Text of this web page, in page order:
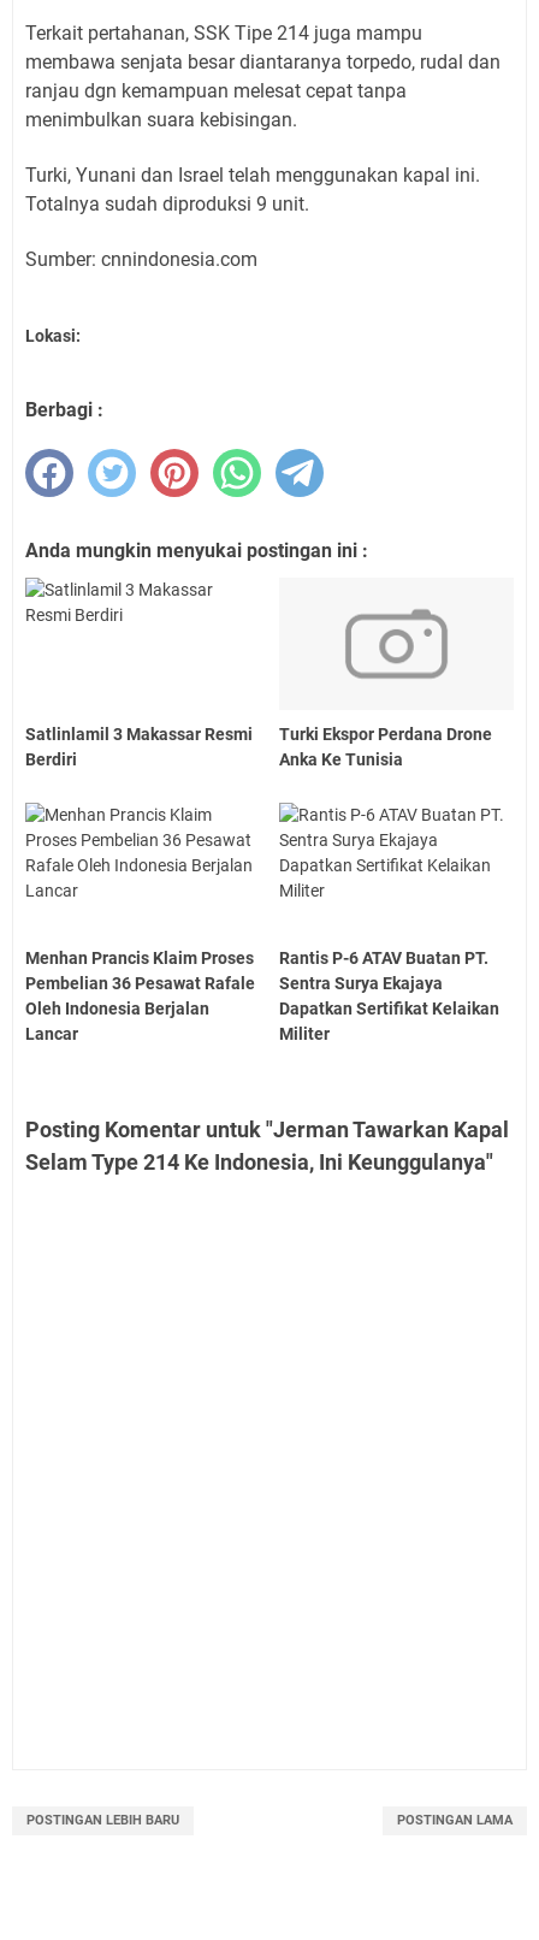
Terkait pertahanan, SSK Tipe 214 juga mampu
membawa senjata besar diantaranya torpedo, rudal dan
ranjau dgn kemampuan melesat cepat tanpa
menimbulkan suara kebisingan.
Turki, Yunani dan Israel telah menggunakan kapal ini.
Totalnya sudah diproduksi 9 unit.
Sumber: cnnindonesia.com
Lokasi:
Berbagi :
Anda mungkin menyukai postingan ini :
Satlinlamil 3 Makassar Resmi
Berdiri
Turki Ekspor Perdana Drone
Anka Ke Tunisia
Menhan Prancis Klaim Proses
Pembelian 36 Pesawat Rafale
Oleh Indonesia Berjalan
Lancar
Rantis P-6 ATAV Buatan PT.
Sentra Surya Ekajaya
Dapatkan Sertifikat Kelaikan
Militer
Posting Komentar untuk "Jerman Tawarkan Kapal
Selam Type 214 Ke Indonesia, Ini Keunggulanya"
POSTINGAN LEBIH BARU POSTINGAN LAMA